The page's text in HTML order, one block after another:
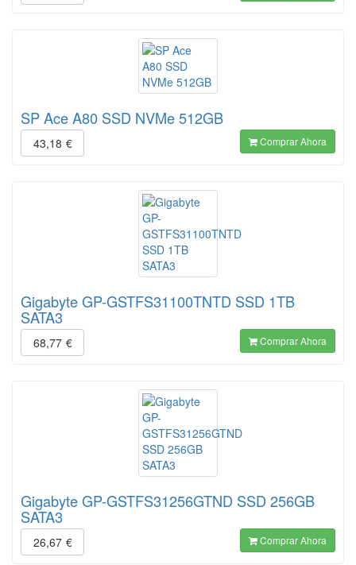
SP Ace A80 SSD NVMe 512GB
43,18 € Comprar Ahora
Gigabyte GP-GSTFS31100TNTD SSD 1TB
SATA3
68,77 € Comprar Ahora
Gigabyte GP-GSTFS31256GTND SSD 256GB
SATA3
26,67 € Comprar Ahora